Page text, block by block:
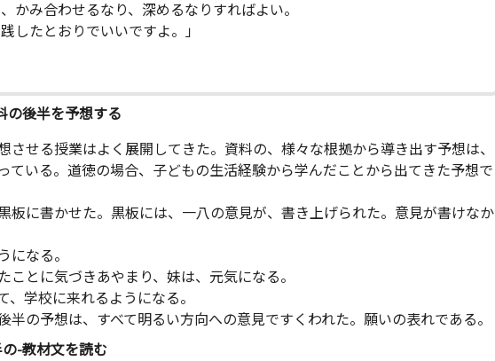
かみ合わせるなり、深めるなりすればよい。
したとおりでいいですよ。」
後半を予想する
させる授業はよく展開してきた。資料の、様々な根拠から導き出す予想は、
ている。道徳の場合、子どもの生活経験から学んだことから出てきた予想で
板に書かせた。黒板には、一八の意見が、書き上げられた。意見が書けなか
なる。
気づきあやまり、妹は、元気になる。
に来れるようになる。
半の予想は、すべて明るい方向への意見ですくわれた。願いの表れである。
-教材文を読む